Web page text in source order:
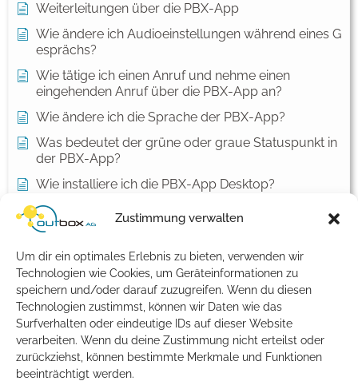
Zustimmung verwalten
Um dir ein optimales Erlebnis zu bieten, verwenden wir
Technologien wie Cookies, um Geräteinformationen zu
speichern und/oder darauf zuzugreifen. Wenn du diesen
Technologien zustimmst, können wir Daten wie das
Surfverhalten oder eindeutige IDs auf dieser Website
verarbeiten. Wenn du deine Zustimmung nicht erteilst oder
zurückziehst, können bestimmte Merkmale und Funktionen
beeinträchtigt werden.
Weiterleitungen über die PBX-App
Wie ändere ich Audioeinstellungen während eines G
esprächs?
Wie tätige ich einen Anruf und nehme einen
eingehenden Anruf über die PBX-App an?
Wie ändere ich die Sprache der PBX-App?
Was bedeutet der grüne oder graue Statuspunkt in
der PBX-App?
Wie installiere ich die PBX-App Desktop?
Wie melde ich mich erstmals an der PBX-App an?
Kontakte und Benachrichtigungen unter macOS
einrichten
Alle Artikel anzeigen( 1 )
Allgemein
Meine Bankverbindung hat sich geändert – was
muss ich tun?